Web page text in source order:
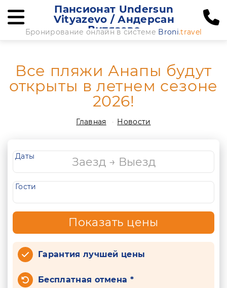
Пансионат Undersun
Vityazevo / Андерсан
Витязево
Бронирование онлайн в системе Broni.travel
Все пляжи Анапы будут
открыты в летнем сезоне
2026!
Главная Новости
Даты
Гости
Показать цены
Гарантия лучшей цены
Бесплатная отмена *